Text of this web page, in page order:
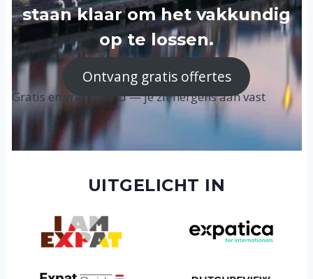
staan klaar om het vakkundig
op te lossen.
Ontvang gratis offertes
Gratis en vrijblijvend — je zit nergens aan vast
UITGELICHT IN